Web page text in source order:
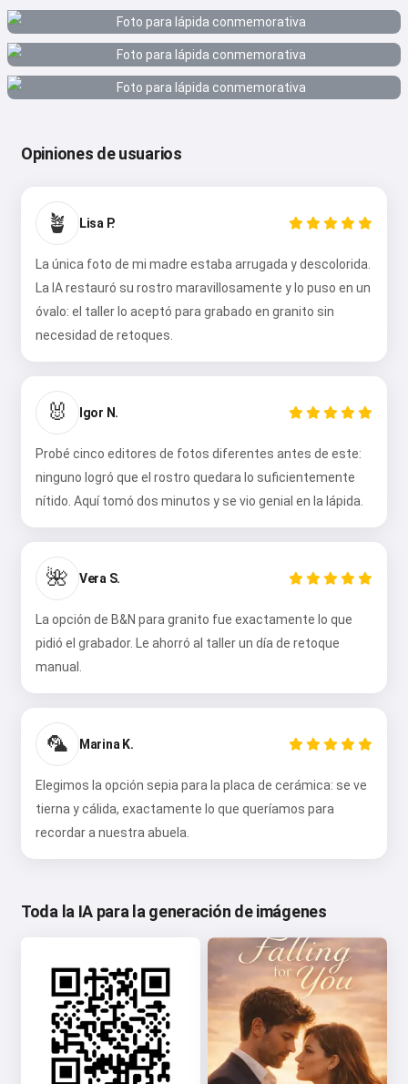
Opiniones de usuarios
🪴 Lisa P.
La única foto de mi madre estaba arrugada y descolorida.
La IA restauró su rostro maravillosamente y lo puso en un
óvalo: el taller lo aceptó para grabado en granito sin
necesidad de retoques.
🐰 Igor N.
Probé cinco editores de fotos diferentes antes de este:
ninguno logró que el rostro quedara lo suficientemente
nítido. Aquí tomó dos minutos y se vio genial en la lápida.
🌺 Vera S.
La opción de B&N para granito fue exactamente lo que
pidió el grabador. Le ahorró al taller un día de retoque
manual.
🦜 Marina K.
Elegimos la opción sepia para la placa de cerámica: se ve
tierna y cálida, exactamente lo que queríamos para
recordar a nuestra abuela.
Toda la IA para la generación de imágenes